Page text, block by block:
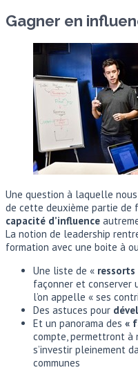
Gagner en
Une question à laquelle
de cette deuxième partie de
capacité d’influence
La notion de leadership
formation avec une boite à
Une liste de « ressorts
façonner et conserver
l’on appelle « ses
Des astuces pour
Et un panorama des «
compte, permettront à
s’investir pleinement
communes